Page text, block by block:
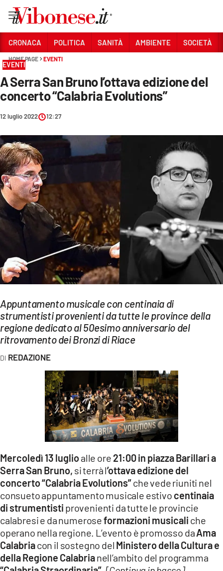
Sezioni
CRONACA
POLITICA
SANITÀ
AMBIENTE
SOCIETÀ
CULTURA
ECONOMIA E LAVORO
EVENTI
Streaming
LAC NETWORK
LAC ONAIR
LACPLAY.IT
LACONAIR.IT
LACITYMAG.IT
ILREGGINO.IT
COSENZACHANNEL.IT
ILVIBONESE.IT
CATANZAROCHANNEL.IT
LACAPITALENEWS.IT
CRONACA POLITICA SANITÀ AMBIENTE SOCIETÀ
HOME PAGE EVENTI
EVENTI
A Serra San Bruno l’ottava edizione del
concerto “Calabria Evolutions”
12 luglio 2022 12:27
Appuntamento musicale con centinaia di
strumentisti provenienti da tutte le province della
regione dedicato al 50esimo anniversario del
ritrovamento dei Bronzi di Riace
REDAZIONE
Mercoledì 13 luglioalle ore 21:00 in piazza Barillari a
Serra San Bruno, si terrà l’ottava edizione del
concerto “Calabria Evolutions”che vede riuniti nel
consueto appuntamento musicale estivo centinaia
di strumentisti provenienti da tutte le provincie
calabresi e da numeroseformazioni musicali che
operano nella regione. L’evento è promosso daAma
Calabriacon il sostegno del Ministero della Cultura e
della Regione Calabrianell’ambito del programma